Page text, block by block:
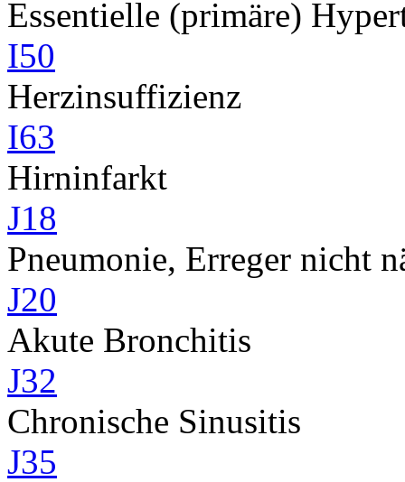
Essentielle (primäre)
I50
Herzinsuffizienz
I63
Hirninfarkt
J18
Pneumonie, Erreger nicht
J20
Akute Bronchitis
J32
Chronische Sinusitis
J35